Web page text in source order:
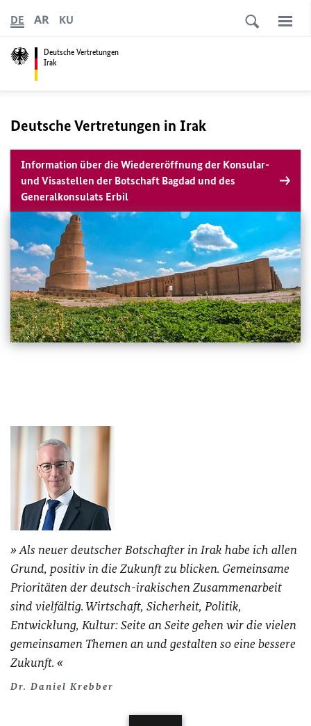
Deutsche Vertretungen
Irak
DE AR KU
Deutsche Vertretungen in Irak
Information über die Wiedereröffnung der Konsular-
und Visastellen der Botschaft Bagdad und des
Generalkonsulats Erbil
Als neuer deutscher Botschafter in Irak habe ich allen
Grund, positiv in die Zukunft zu blicken. Gemeinsame
Prioritäten der deutsch-irakischen Zusammenarbeit
sind vielfältig. Wirtschaft, Sicherheit, Politik,
Entwicklung, Kultur: Seite an Seite gehen wir die vielen
gemeinsamen Themen an und gestalten so eine bessere
Zukunft.
Dr. Daniel Krebber